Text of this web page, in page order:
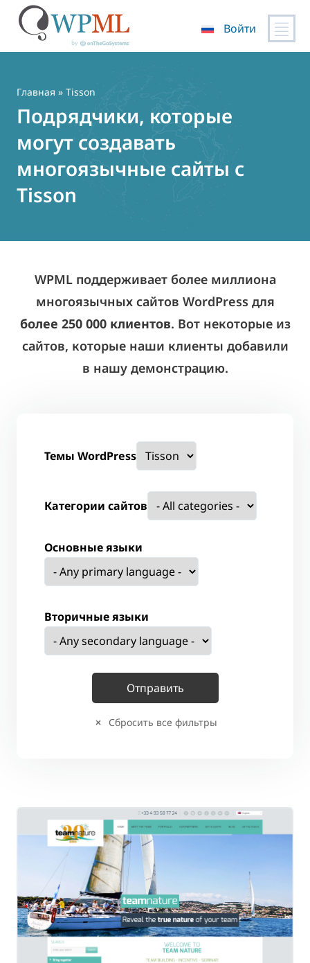
содержимому
Войти
Главная » Tisson
Подрядчики, которые
могут создавать
многоязычные сайты с
Tisson
WPML поддерживает более миллиона
многоязычных сайтов WordPress для
более 250 000 клиентов. Вот некоторые из
сайтов, которые наши клиенты добавили
в нашу демонстрацию.
Темы WordPress
Категории сайтов
Основные языки
Вторичные языки
Сбросить все фильтры